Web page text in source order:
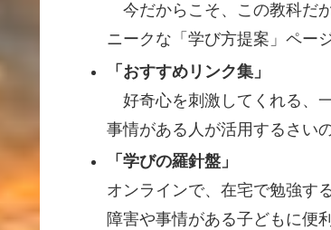
今だからこそ、この教科だ
ニークな「 学び方提案 」ペー
「おすすめリンク集」
好奇心を刺激 してくれる、
事情がある 人 が活用するさい
「学びの羅針盤」
オンラインで、 在宅で勉強す
障害や事情がある子 どもに便利